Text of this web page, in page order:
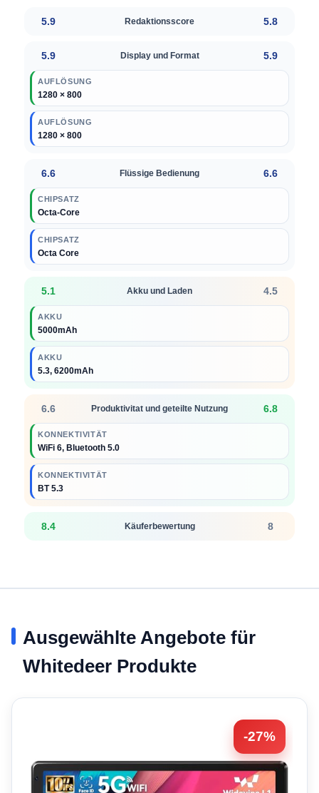
5.9 Redaktionsscore 5.8
5.9 Display und Format 5.9
AUFLÖSUNG
1280 × 800
AUFLÖSUNG
1280 × 800
6.6 Flüssige Bedienung 6.6
CHIPSATZ
Octa-Core
CHIPSATZ
Octa Core
5.1 Akku und Laden 4.5
AKKU
5000mAh
AKKU
5.3, 6200mAh
6.6 Produktivitat und geteilte Nutzung 6.8
KONNEKTIVITÄT
WiFi 6, Bluetooth 5.0
KONNEKTIVITÄT
BT 5.3
8.4 Käuferbewertung 8
Ausgewählte Angebote für
Whitedeer Produkte
-27%